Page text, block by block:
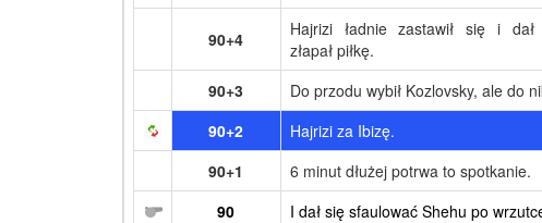
90+4
Hajrizi ładnie zastawił się i dał
złapał piłkę.
90+3
Do przodu wybił Kozlovsky, ale do
90+2
Hajrizi za Ibizę.
90+1
6 minut dłużej potrwa to spotkanie.
90
I dał się sfaulować Shehu po